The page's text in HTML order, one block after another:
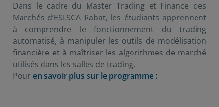
Dans le cadre du Master Trading et Finance des
Marchés d’ESLSCA Rabat, les étudiants apprennent
à comprendre le fonctionnement du trading
automatisé, à manipuler les outils de modélisation
financière et à maîtriser les algorithmes de marché
utilisés dans les salles de trading.
Pour en savoir plus sur le programme :